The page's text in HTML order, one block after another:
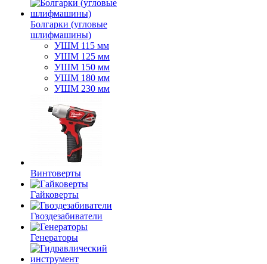
Болгарки (угловые
шлифмашины)
УШМ 115 мм
УШМ 125 мм
УШМ 150 мм
УШМ 180 мм
УШМ 230 мм
Винтоверты
Гайковерты
Гвоздезабиватели
Генераторы